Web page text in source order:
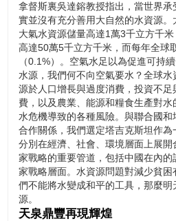
拿督斯裏吳達鎔教授指出，當世界
實並沒有充分善用大自然的水資源。
大氣水資源儲量高達1萬3千立方千
高達50萬5千立方千米，而每年全球
（0.1%）。空氣水足以為促進可持
水源，我們何不向空氣要水？全球
源於人口增長與過度消費，投資不
費，以及農業、能源和糧食生產對
水危機導致的各種風險。與聯合國
合作關係，我們選定塔吉克斯坦作為
分別在經濟、社會、環境層面上展
家戰略的重要管道，包括中國在內的
家戰略層面。水資源問題對減少貧
們不能將水變成和平的工具，那麼
源。
天泉鼎豐再現輝煌